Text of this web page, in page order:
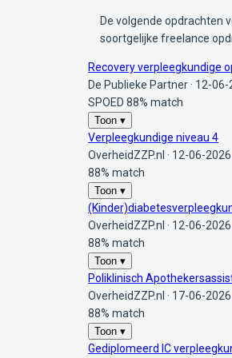
De volgende opdrachten
soortgelijke freelance
Recovery verpleegkundige
De Publieke Partner · 12-06-
SPOED 88% match
Toon ▾
Verpleegkundige niveau 4
OverheidZZP.nl · 12-06-2026
88% match
Toon ▾
OverheidZZP.nl · 12-06-2026
88% match
Toon ▾
Poliklinisch
OverheidZZP.nl · 17-06-2026
88% match
Toon ▾
Gediplomeerd IC